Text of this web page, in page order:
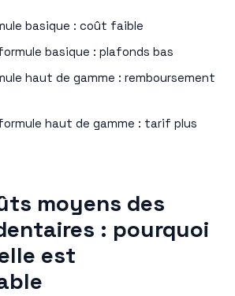
basique : coût faible
basique : plafonds bas
haut de gamme : remboursement
haut de gamme : tarif plus
moyens des
: pourquoi
est